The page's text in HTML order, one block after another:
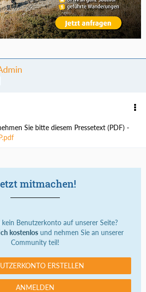
Sie bitte diesem Pressetext (PDF) -
mitmachen!
Benutzerkonto auf unserer Seite?
kostenlos und nehmen Sie an unserer
Community teil!
ERSTELLEN
ANMELDEN